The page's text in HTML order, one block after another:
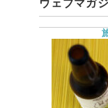
ウェブマガ